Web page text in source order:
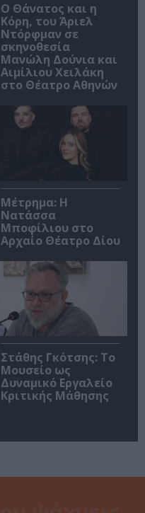
Ο Θάνατος και η
Κόρη, του Άριελ
Ντόρφμαν σε
σκηνοθεσία
Μανώλη Δούνια και
Αιμίλιου Χειλάκη
στο Θέατρο Αθηνών
Μέτρημα: Η
Νατάσσα
Μποφίλιου στο
Αρχαίο Θέατρο Δίου
Στάθης Γκότσης: Το
Μουσείο ως
Δυναμικό Εργαλείο
Κριτικής Μάθησης